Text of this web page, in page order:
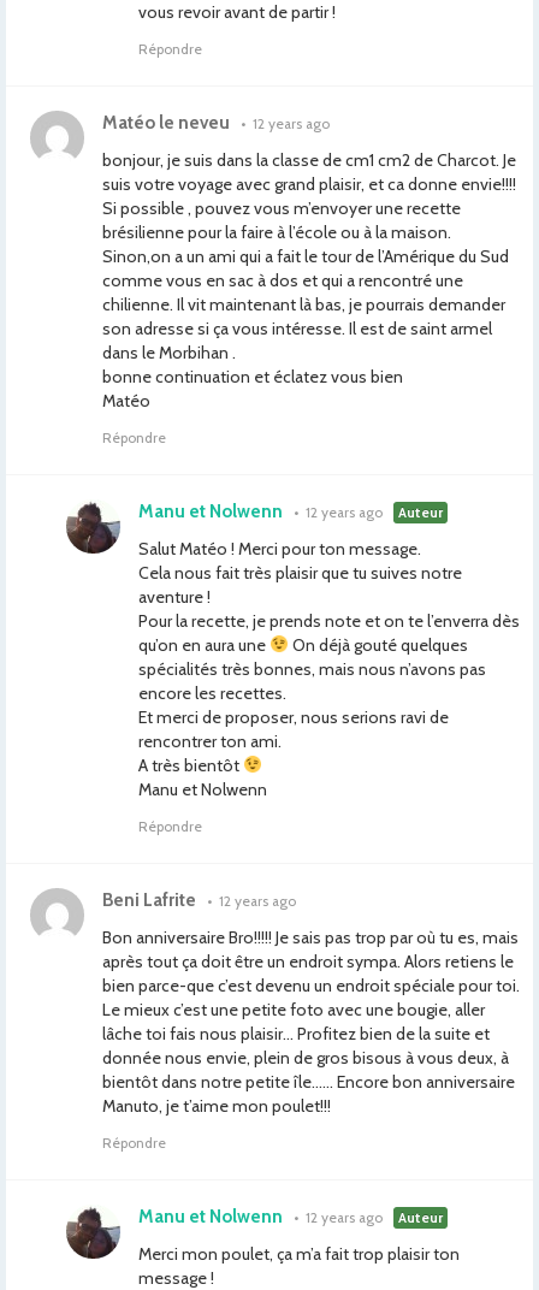
vous revoir avant de partir !
Répondre
Matéo le neveu • 12 years ago
bonjour, je suis dans la classe de cm1 cm2 de Charcot. Je
suis votre voyage avec grand plaisir, et ca donne envie!!!!
Si possible , pouvez vous m’envoyer une recette
brésilienne pour la faire à l’école ou à la maison.
Sinon,on a un ami qui a fait le tour de l’Amérique du Sud
comme vous en sac à dos et qui a rencontré une
chilienne. Il vit maintenant là bas, je pourrais demander
son adresse si ça vous intéresse. Il est de saint armel
dans le Morbihan .
bonne continuation et éclatez vous bien
Matéo
Répondre
Manu et Nolwenn • 12 years ago Auteur
Salut Matéo ! Merci pour ton message.
Cela nous fait très plaisir que tu suives notre
aventure !
Pour la recette, je prends note et on te l’enverra dès
qu’on en aura une
On déjà gouté quelques
spécialités très bonnes, mais nous n’avons pas
encore les recettes.
Et merci de proposer, nous serions ravi de
rencontrer ton ami.
A très bientôt
Manu et Nolwenn
Répondre
Beni Lafrite • 12 years ago
Bon anniversaire Bro!!!!! Je sais pas trop par où tu es, mais
après tout ça doit être un endroit sympa. Alors retiens le
bien parce-que c’est devenu un endroit spéciale pour toi.
Le mieux c’est une petite foto avec une bougie, aller
lâche toi fais nous plaisir… Profitez bien de la suite et
donnée nous envie, plein de gros bisous à vous deux, à
bientôt dans notre petite île…… Encore bon anniversaire
Manuto, je t’aime mon poulet!!!
Répondre
Manu et Nolwenn • 12 years ago Auteur
Merci mon poulet, ça m’a fait trop plaisir ton
message !